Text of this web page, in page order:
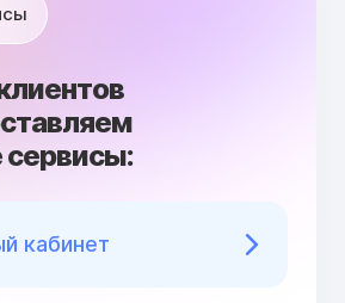
сервисы:
кабинет